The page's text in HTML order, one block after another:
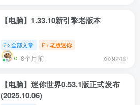
【电脑】1.33.10新引擎老版本
全部文章 老版迷你
8个月前 9248
【电脑】迷你世界0.53.1版正式发布
(2025.10.06)